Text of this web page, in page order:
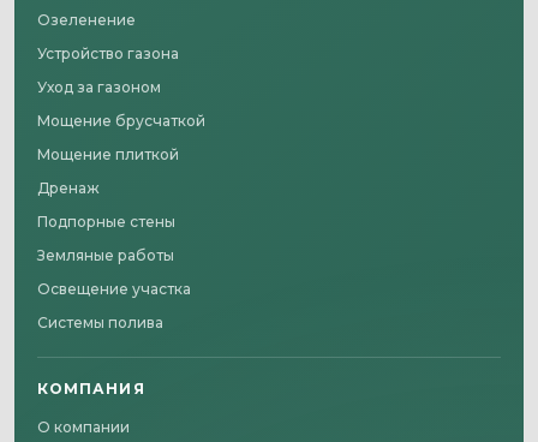
Озеленение
Устройство газона
Уход за газоном
Мощение брусчаткой
Мощение плиткой
Дренаж
Подпорные стены
Земляные работы
Освещение участка
Системы полива
КОМПАНИЯ
О компании